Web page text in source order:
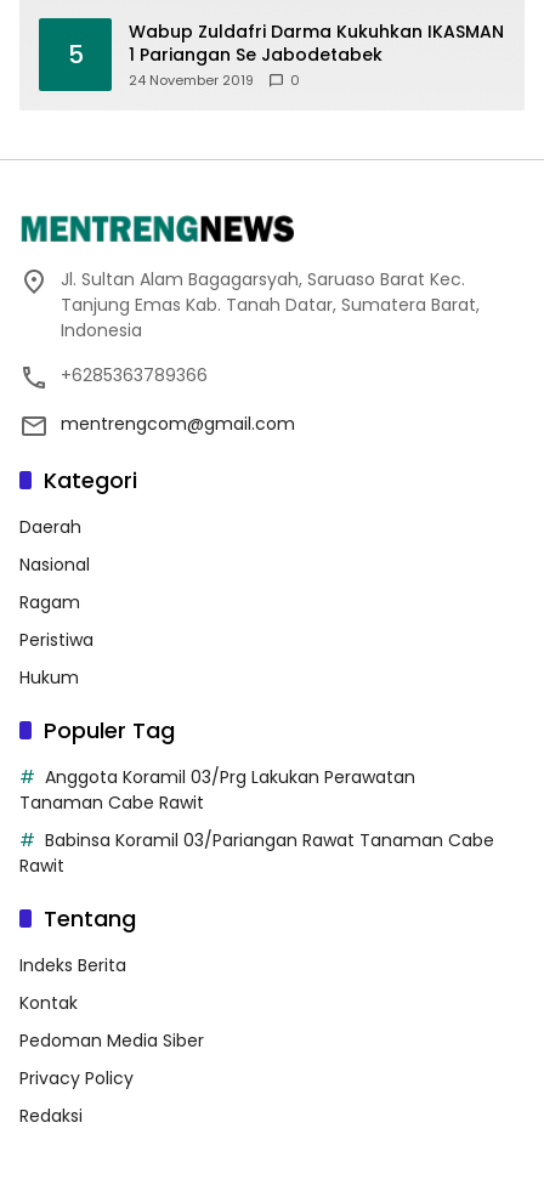
5
Wabup Zuldafri Darma Kukuhkan IKASMAN
1 Pariangan Se Jabodetabek
24 November 2019 0
Jl. Sultan Alam Bagagarsyah, Saruaso Barat Kec.
Tanjung Emas Kab. Tanah Datar, Sumatera Barat,
Indonesia
+6285363789366
mentrengcom@gmail.com
Kategori
Daerah
Nasional
Ragam
Peristiwa
Hukum
Populer Tag
Anggota Koramil 03/Prg Lakukan Perawatan
Tanaman Cabe Rawit
Babinsa Koramil 03/Pariangan Rawat Tanaman Cabe
Rawit
Tentang
Indeks Berita
Kontak
Pedoman Media Siber
Privacy Policy
Redaksi